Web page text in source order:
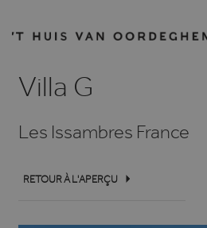
Villa G
Les Issambres France
RETOUR À L'APERÇU